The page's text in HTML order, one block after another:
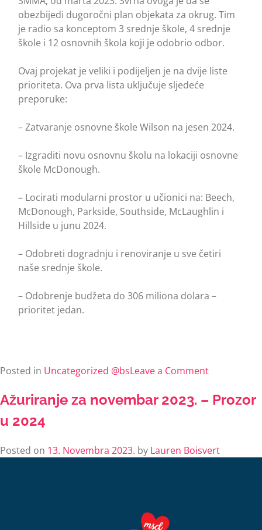
obezbijedi dugoročni plan objekata za okrug. Tim
je radio sa konceptom 3 srednje škole, 4 srednje
škole i 12 osnovnih škola koji je odobrio odbor.
Ovaj projekat je veliki i podijeljen je na dvije liste
prioriteta. Ova prva lista uključuje sljedeće
preporuke:
– Zatvaranje osnovne škole Wilson na jesen 2024.
– Izgraditi novu osnovnu školu na lokaciji osnovne
škole McDonough.
– Locirati modularni prostor u učionici na: Beech,
McDonough, Parkside, Southside, McLaughlin i
Hillside u junu 2024.
– Odobreti dogradnju i renoviranje u sve četiri
naše srednje škole.
– Odobrenje budžeta do 306 miliona dolara –
prioritet jedan.
Posted in Uncategorized @bsLeave a Comment
Ažuriranje za novembar 2023. – Prozor
u 2024
Posted on 13. Novembra 2023. by Lauren Boisvert